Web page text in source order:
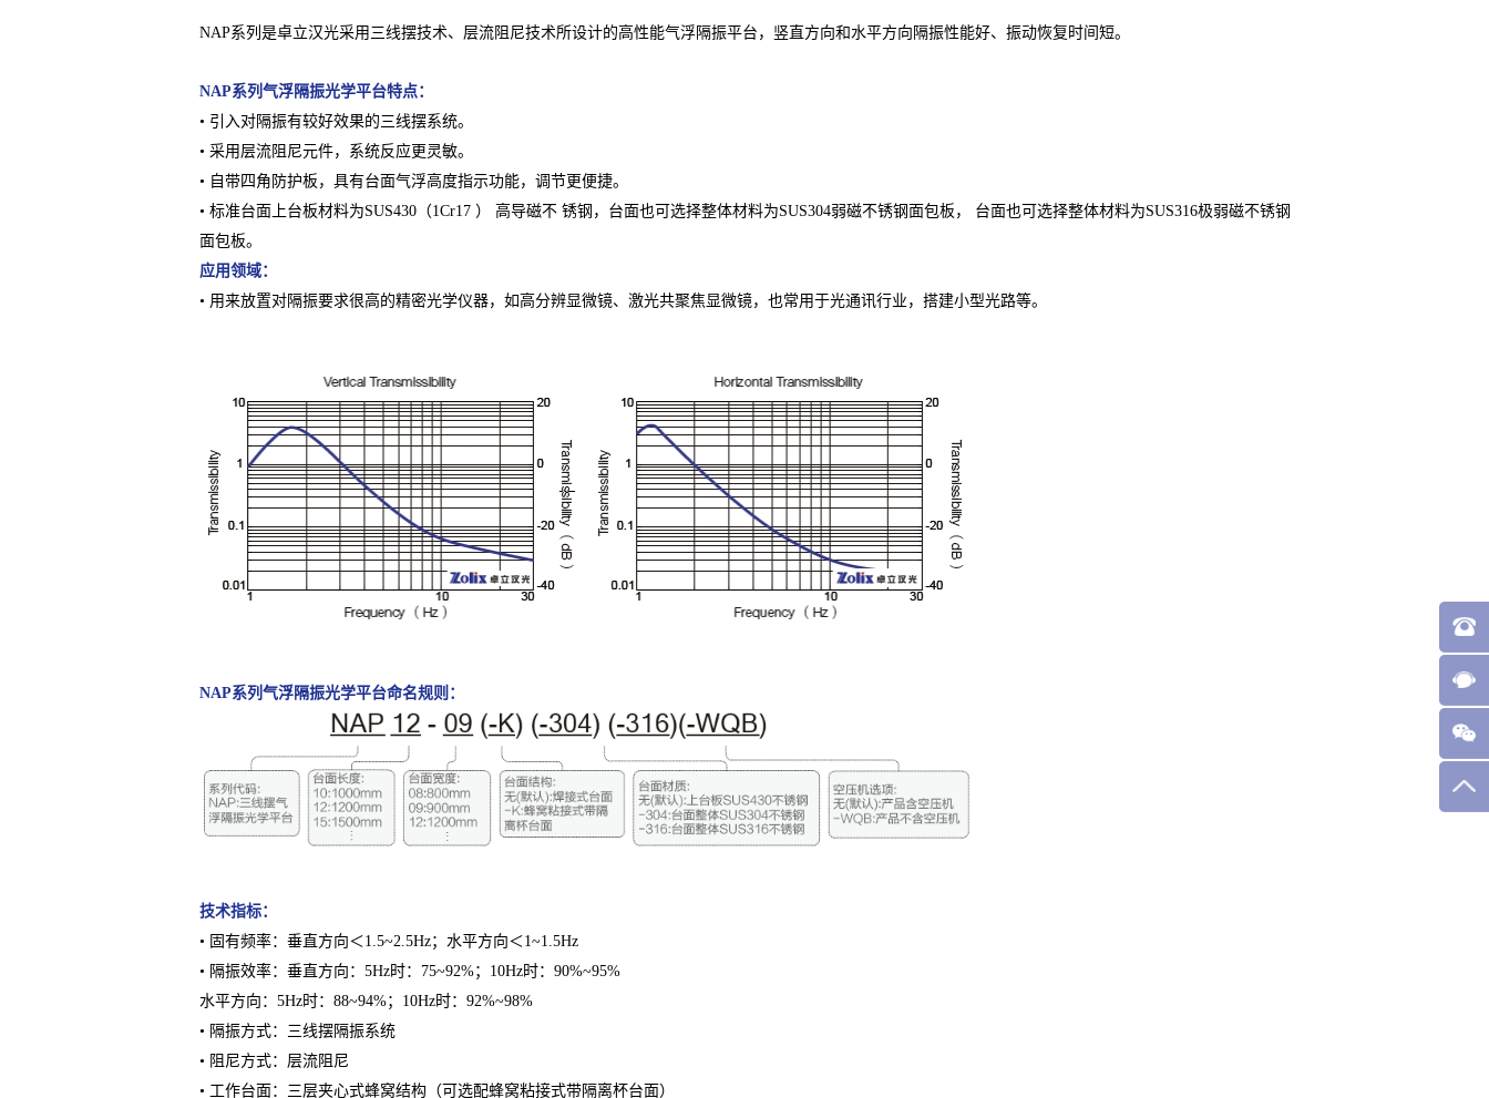
NAP系列是卓立汉光采用三线摆技术、层流阻尼技术所设计的高性能气浮隔振平台，竖直方向和水平方向隔振性能好、振动恢复时间短。
NAP系列气浮隔振光学平台特点：
• 引入对隔振有较好效果的三线摆系统。
• 采用层流阻尼元件，系统反应更灵敏。
• 自带四角防护板，具有台面气浮高度指示功能，调节更便捷。
• 标准台面上台板材料为SUS430（1Cr17 ） 高导磁不 锈钢，台面也可选择整体材料为SUS304弱磁不锈钢面包板， 台面也可选择整体材料为SUS316极弱磁不锈钢
面包板。
应用领域：
• 用来放置对隔振要求很高的精密光学仪器，如高分辨显微镜、激光共聚焦显微镜，也常用于光通讯行业，搭建小型光路等。
NAP系列气浮隔振光学平台命名规则：
技术指标：
• 固有频率：垂直方向＜1.5~2.5Hz；水平方向＜1~1.5Hz
• 隔振效率：垂直方向：5Hz时：75~92%；10Hz时：90%~95%
水平方向：5Hz时：88~94%；10Hz时：92%~98%
• 隔振方式：三线摆隔振系统
• 阻尼方式：层流阻尼
• 工作台面：三层夹心式蜂窝结构（可选配蜂窝粘接式带隔离杯台面）